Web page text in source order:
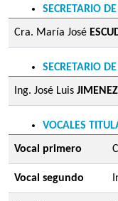
SECRETARIO
Cra. María José
SECRETARIO
Ing. José Luis JIMENEZ
VOCALES
Vocal primero
Vocal segundo